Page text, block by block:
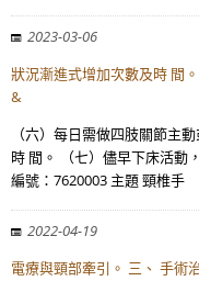
2023-03-06
狀況漸進式增加次數及時 間
&
（六）每日需做四肢關節主
時 間。 （七）儘早下床活動
編號：7620003 主題 頸椎手
2022-04-19
電療與頸部牽引。 三、 手術